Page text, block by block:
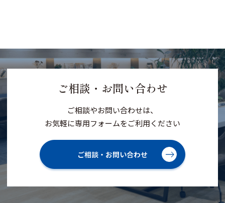
ジ
送
り
ご相談・お問い合わせ
ご相談やお問い合わせは、
お気軽に専用フォームをご利用ください
ご相談・お問い合わせ